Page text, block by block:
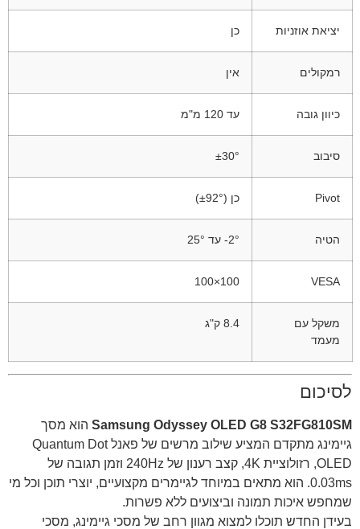
יציאת אוזניות כן
רמקולים אין
כיוון גובה עד 120 מ"מ
סיבוב ±30°
Pivot כן (±92°)
הטיה ‎-2° עד ‎25°
VESA
100×100
משקל עם
מעמד
8.4 ק"ג
לסיכום
Samsung Odyssey OLED G8 S32FG810SM הוא מסך
גיימינג מתקדם המציע שילוב מרשים של פאנל Quantum Dot
OLED, רזולוציית 4K, קצב רענון של 240Hz וזמן תגובה של
0.03ms. הוא מתאים במיוחד לגיימרים מקצועיים, יוצרי תוכן וכל מי
שמחפש איכות תמונה וביצועים ללא פשרות.
בעידן החדש תוכלו למצוא מגוון רחב של מסכי גיימינג, מסכי